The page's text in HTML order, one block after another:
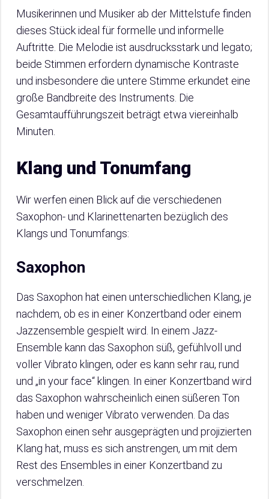
Musikerinnen und Musiker ab der Mittelstufe finden
dieses Stück ideal für formelle und informelle
Auftritte. Die Melodie ist ausdrucksstark und legato;
beide Stimmen erfordern dynamische Kontraste
und insbesondere die untere Stimme erkundet eine
große Bandbreite des Instruments. Die
Gesamtaufführungszeit beträgt etwa viereinhalb
Minuten.
Klang und Tonumfang
Wir werfen einen Blick auf die verschiedenen
Saxophon- und Klarinettenarten bezüglich des
Klangs und Tonumfangs:
Saxophon
Das Saxophon hat einen unterschiedlichen Klang, je
nachdem, ob es in einer Konzertband oder einem
Jazzensemble gespielt wird. In einem Jazz-
Ensemble kann das Saxophon süß, gefühlvoll und
voller Vibrato klingen, oder es kann sehr rau, rund
und „in your face“ klingen. In einer Konzertband wird
das Saxophon wahrscheinlich einen süßeren Ton
haben und weniger Vibrato verwenden. Da das
Saxophon einen sehr ausgeprägten und projizierten
Klang hat, muss es sich anstrengen, um mit dem
Rest des Ensembles in einer Konzertband zu
verschmelzen.